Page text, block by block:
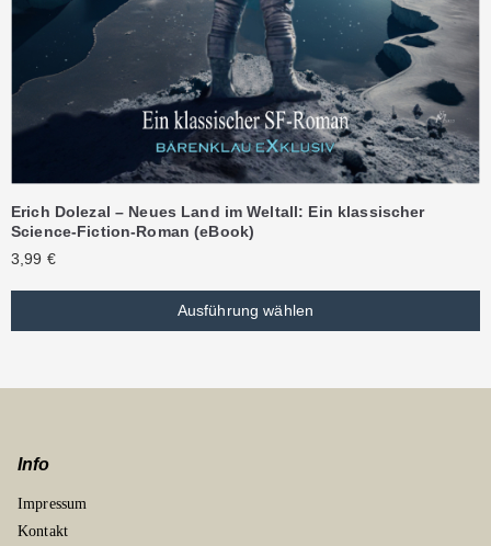
Erich Dolezal – Neues Land im Weltall: Ein klassischer
Science-Fiction-Roman (eBook)
3,99 €
Ausführung wählen
Info
Impressum
Kontakt